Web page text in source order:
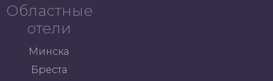
Областные
отели
Минска
Бреста